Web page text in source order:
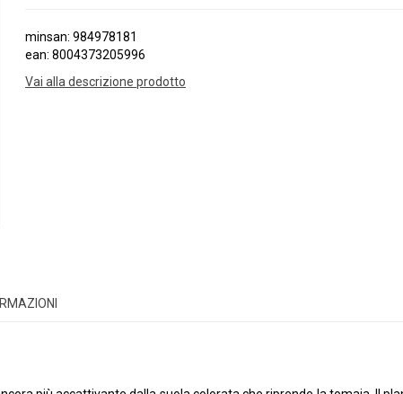
minsan: 984978181
ean: 8004373205996
Vai alla descrizione prodotto